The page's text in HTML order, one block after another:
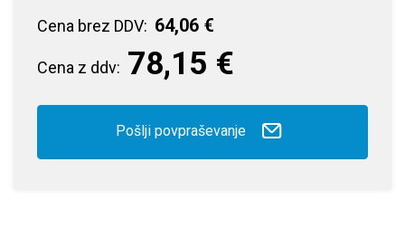
Cena z ddv: 78,15 €
Cena brez DDV: 64,06 €
Pošlji povpraševanje